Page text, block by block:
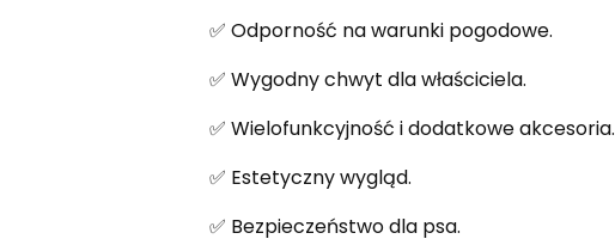
✅ Odporność na warunki pogodowe.
✅ Wygodny chwyt dla właściciela.
✅ Wielofunkcyjność i dodatkowe akcesoria.
✅ Estetyczny wygląd.
✅ Bezpieczeństwo dla psa.